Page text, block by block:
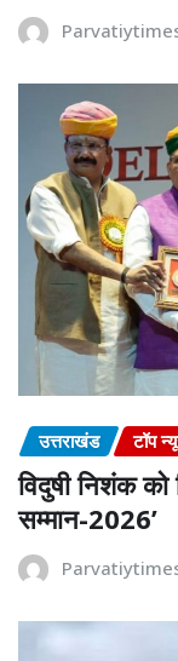
उत्तराखंड टॉप
विदुषी निशंक को
सम्मान-2026’